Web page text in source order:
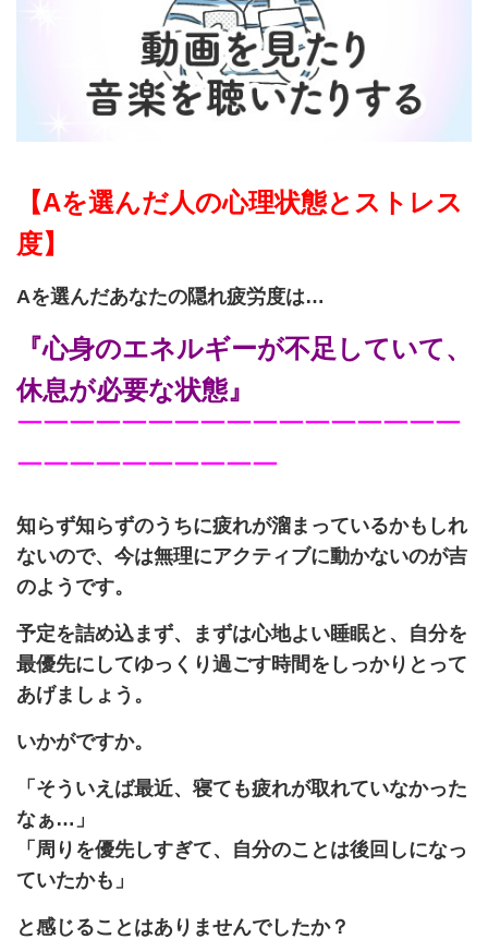
【Aを選んだ人の心理状態とストレス
度】
Aを選んだあなたの隠れ疲労度は…
『心身のエネルギーが不足していて、
休息が必要な状態』
￣￣￣￣￣￣￣￣￣￣￣￣￣￣￣￣￣
￣￣￣￣￣￣￣￣￣￣
知らず知らずのうちに疲れが溜まっているかもしれ
ないので、今は無理にアクティブに動かないのが吉
のようです。
予定を詰め込まず、まずは心地よい睡眠と、自分を
最優先にしてゆっくり過ごす時間をしっかりとって
あげましょう。
いかがですか。
「そういえば最近、寝ても疲れが取れていなかった
なぁ…」
「周りを優先しすぎて、自分のことは後回しになっ
ていたかも」
と感じることはありませんでしたか？